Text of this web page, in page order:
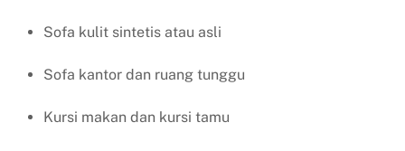
Sofa kulit sintetis atau asli
Sofa kantor dan ruang tunggu
Kursi makan dan kursi tamu